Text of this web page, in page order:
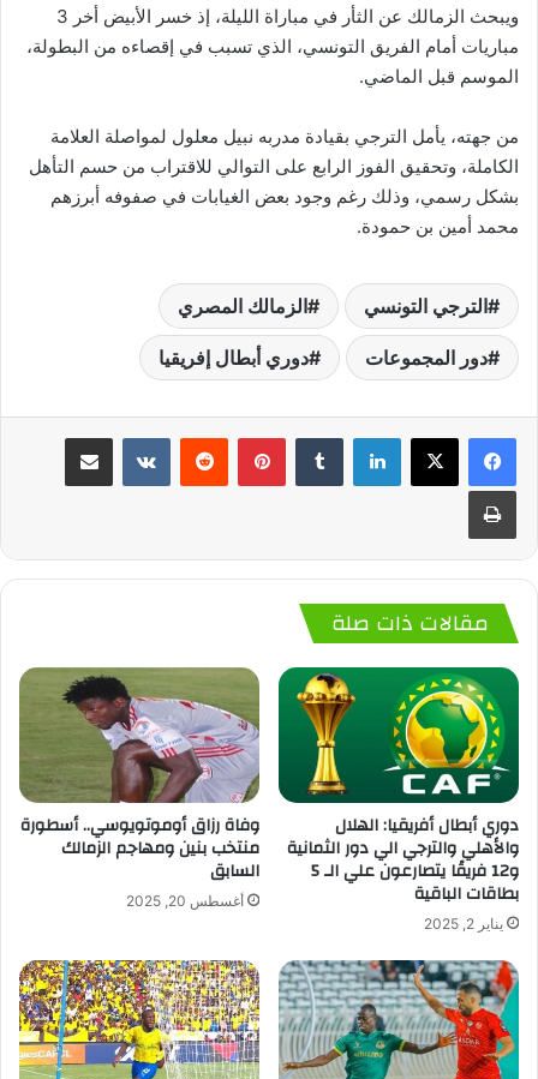
ويبحث الزمالك عن الثأر في مباراة الليلة، إذ خسر الأبيض أخر 3
مباريات أمام الفريق التونسي، الذي تسبب في إقصاءه من البطولة،
الموسم قبل الماضي.
من جهته، يأمل الترجي بقيادة مدربه نبيل معلول لمواصلة العلامة
الكاملة، وتحقيق الفوز الرابع على التوالي للاقتراب من حسم التأهل
بشكل رسمي، وذلك رغم وجود بعض الغيابات في صفوفه أبرزهم
محمد أمين بن حمودة.
الترجي التونسي الزمالك المصري
دور المجموعات دوري أبطال إفريقيا
لينكدإن بينتيريست
مقالات ذات صلة
دوري أبطال أفريقيا: الهلال
والأهلي والترجي الي دور الثمانية
و12 فريقًا يتصارعون علي الـ 5
بطاقات الباقية
يناير 2, 2025
وفاة رزاق أوموتويوسي.. أسطورة
منتخب بنين ومهاجم الزمالك
السابق
أغسطس 20, 2025